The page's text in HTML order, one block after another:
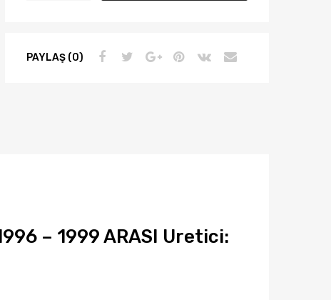
Arası
PAYLAŞ (0)
– 1999 ARASI Uretici: